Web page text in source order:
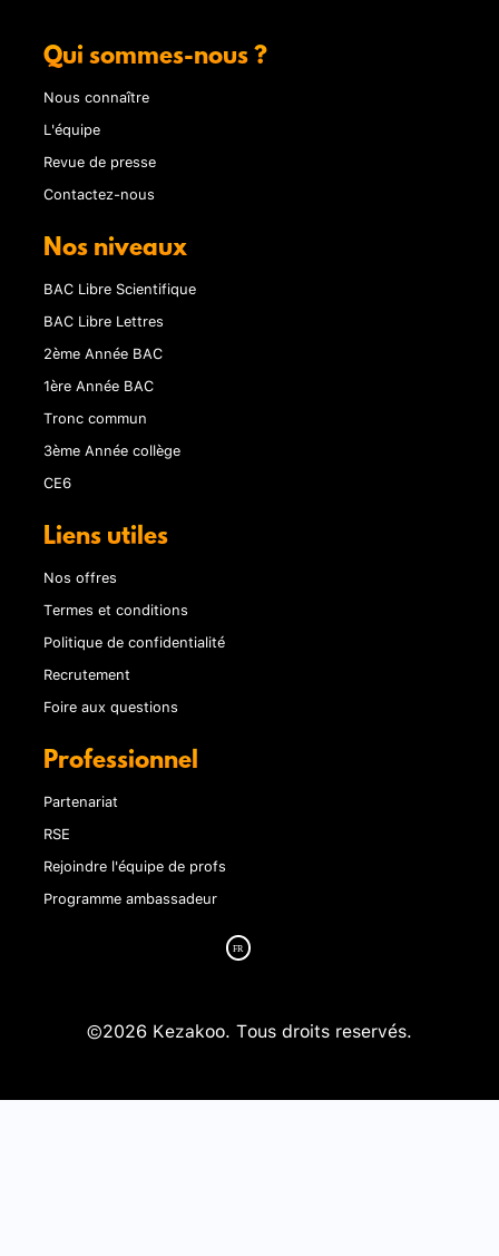
Qui sommes-nous ?
Nous connaître
L'équipe
Revue de presse
Contactez-nous
Nos niveaux
BAC Libre Scientifique
BAC Libre Lettres
2ème Année BAC
1ère Année BAC
Tronc commun
3ème Année collège
CE6
Liens utiles
Nos offres
Termes et conditions
Politique de confidentialité
Recrutement
Foire aux questions
Professionnel
Partenariat
RSE
Rejoindre l'équipe de profs
Programme ambassadeur
©2026 Kezakoo. Tous droits reservés.